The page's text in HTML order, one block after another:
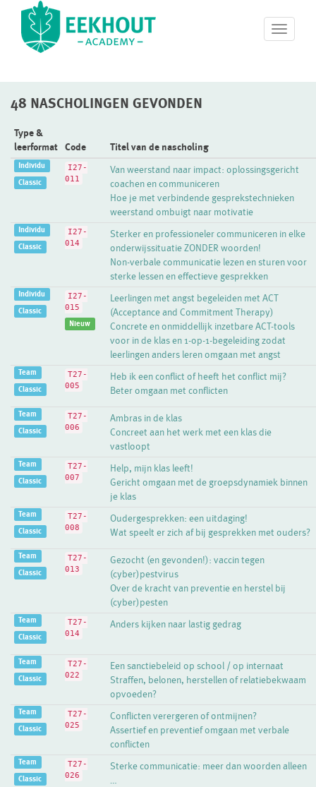
T
o
g
t
48 NASCHOLINGEN GEVONDEN
Type &
leerformat
Code Titel van de nascholing
Individu
Classic
I27-
011
Van weerstand naar impact: oplossingsgericht
coachen en communiceren
Hoe je met verbindende gesprekstechnieken
weerstand ombuigt naar motivatie
Individu
Classic
I27-
014
Sterker en professioneler communiceren in elke
onderwijssituatie ZONDER woorden!
Non-verbale communicatie lezen en sturen voor
sterke lessen en effectieve gesprekken
Individu
Classic
I27-
015
Nieuw
Leerlingen met angst begeleiden met ACT
(Acceptance and Commitment Therapy)
Concrete en onmiddellijk inzetbare ACT-tools
voor in de klas en 1-op-1-begeleiding zodat
leerlingen anders leren omgaan met angst
Team
Classic
T27-
005
Heb ik een conflict of heeft het conflict mij?
Beter omgaan met conflicten
Team
Classic
T27-
006
Ambras in de klas
Concreet aan het werk met een klas die
vastloopt
Team
Classic
T27-
007
Help, mijn klas leeft!
Gericht omgaan met de groepsdynamiek binnen
je klas
Team
Classic
T27-
008
Oudergesprekken: een uitdaging!
Wat speelt er zich af bij gesprekken met ouders?
Team
Classic
T27-
013
Gezocht (en gevonden!): vaccin tegen
(cyber)pestvirus
Over de kracht van preventie en herstel bij
(cyber)pesten
Team
Classic
T27-
014
Anders kijken naar lastig gedrag
Team
Classic
T27-
022
Een sanctiebeleid op school / op internaat
Straffen, belonen, herstellen of relatiebekwaam
opvoeden?
Team
Classic
T27-
025
Conflicten verergeren of ontmijnen?
Assertief en preventief omgaan met verbale
conflicten
Team
Classic
T27-
026
Sterke communicatie: meer dan woorden alleen